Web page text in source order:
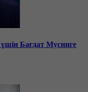
Бағдат Мусинге